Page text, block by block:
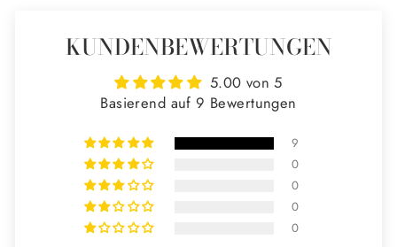
KUNDENBEWERTUNGEN
5.00 von 5
Basierend auf 9 Bewertungen
9
0
0
0
0